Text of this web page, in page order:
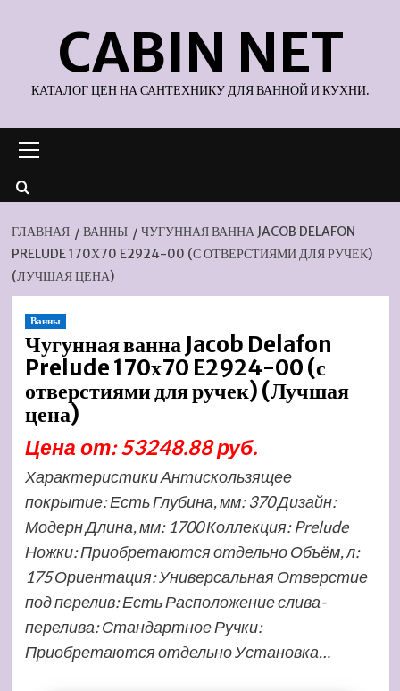
содержимомуCABIN NET
КАТАЛОГ ЦЕН НА САНТЕХНИКУ ДЛЯ ВАННОЙ И КУХНИ.
меню
ГЛАВНАЯ ВАННЫ
ЧУГУННАЯ ВАННА JACOB DELAFON
PRELUDE 170Х70 E2924-00 (С ОТВЕРСТИЯМИ ДЛЯ РУЧЕК)
(ЛУЧШАЯ ЦЕНА)
Ванны
Чугунная ванна Jacob Delafon
Prelude 170х70 E2924-00 (с
отверстиями для ручек) (Лучшая
цена)
Цена от: 53248.88 руб.
Характеристики Антискользящее
покрытие: Есть Глубина, мм: 370 Дизайн:
Модерн Длина, мм: 1700 Коллекция: Prelude
Ножки: Приобретаются отдельно Объём, л:
175 Ориентация: Универсальная Отверстие
под перелив: Есть Расположение слива-
перелива: Стандартное Ручки:
Приобретаются отдельно Установка…